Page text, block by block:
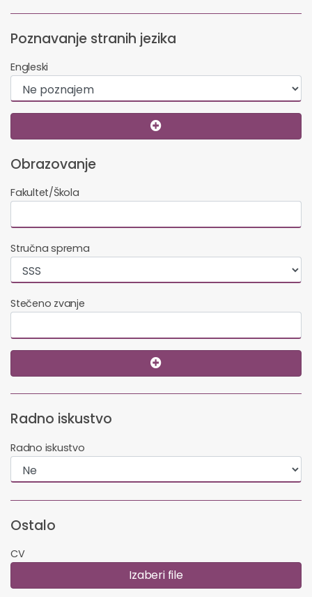
Poznavanje stranih jezika
Engleski
Obrazovanje
Fakultet/Škola
Stručna sprema
Stečeno zvanje
Radno iskustvo
Radno iskustvo
Ostalo
CV
Izaberi file